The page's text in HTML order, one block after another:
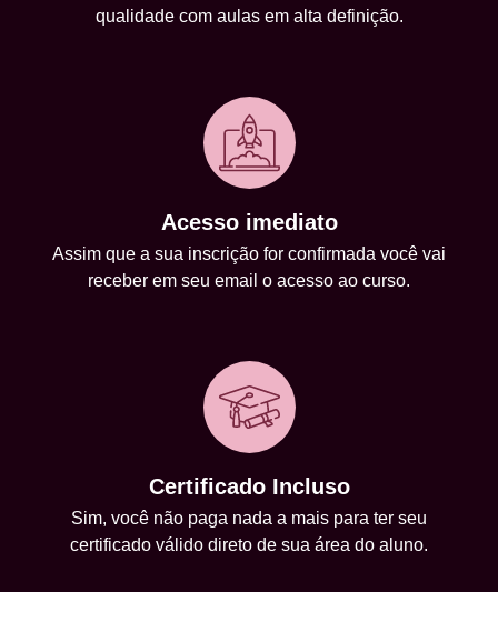
qualidade com aulas em alta definição.
Acesso imediato
Assim que a sua inscrição for confirmada você vai
receber em seu email o acesso ao curso.
Certificado Incluso
Sim, você não paga nada a mais para ter seu
certificado válido direto de sua área do aluno.